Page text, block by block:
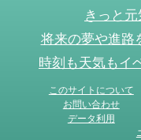
きっと
将来の夢や進路
時刻も天気もイ
このサイトについて
お問い合わせ
データ利用